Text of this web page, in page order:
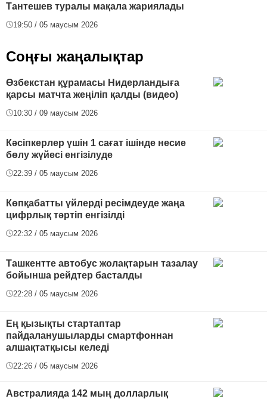
Тантешев туралы мақала жариялады
19:50 / 05 маусым 2026
Соңғы жаңалықтар
Өзбекстан құрамасы Нидерландыға
қарсы матчта жеңіліп қалды (видео)
10:30 / 09 маусым 2026
Кәсіпкерлер үшін 1 сағат ішінде несие
бөлу жүйесі енгізілуде
22:39 / 05 маусым 2026
Көпқабатты үйлерді ресімдеуде жаңа
цифрлық тәртіп енгізілді
22:32 / 05 маусым 2026
Ташкентте автобус жолақтарын тазалау
бойынша рейдтер басталды
22:28 / 05 маусым 2026
Ең қызықты стартаптар
пайдаланушыларды смартфоннан
алшақтатқысы келеді
22:26 / 05 маусым 2026
Австралияда 142 мың долларлық